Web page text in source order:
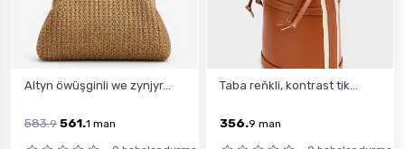
Altyn öwüşginli we zynjyr...
583.9 561.1 man
Taba reňkli, kontrast tik...
356.9 man